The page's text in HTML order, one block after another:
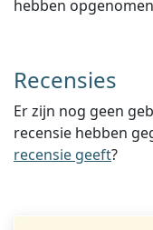
hebben
Recensies
Er zijn nog geen
recensie hebben
recensie geeft?